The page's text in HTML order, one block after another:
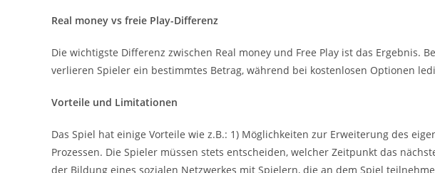
Real money vs freie Play-Differenz
Die wichtigste Differenz zwischen Real money und Free Play ist das Ergebnis.
verlieren Spieler ein bestimmtes Betrag, während bei kostenlosen Optionen
Vorteile und Limitationen
Das Spiel hat einige Vorteile wie z.B.: 1) Möglichkeiten zur Erweiterung des
Prozessen. Die Spieler müssen stets entscheiden, welcher Zeitpunkt das
der Bildung eines sozialen Netzwerkes mit Spielern, die an dem Spiel